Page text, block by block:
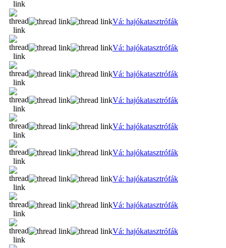
Vá: hajókatasztrófák
Vá: hajókatasztrófák
Vá: hajókatasztrófák
Vá: hajókatasztrófák
Vá: hajókatasztrófák
Vá: hajókatasztrófák
Vá: hajókatasztrófák
Vá: hajókatasztrófák
Vá: hajókatasztrófák